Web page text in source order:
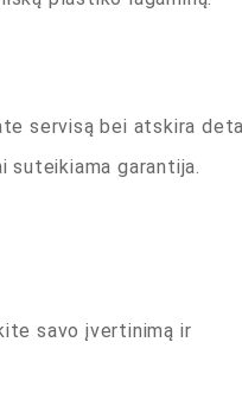
servisą bei atskira
suteikiama garantija.
savo įvertinimą ir